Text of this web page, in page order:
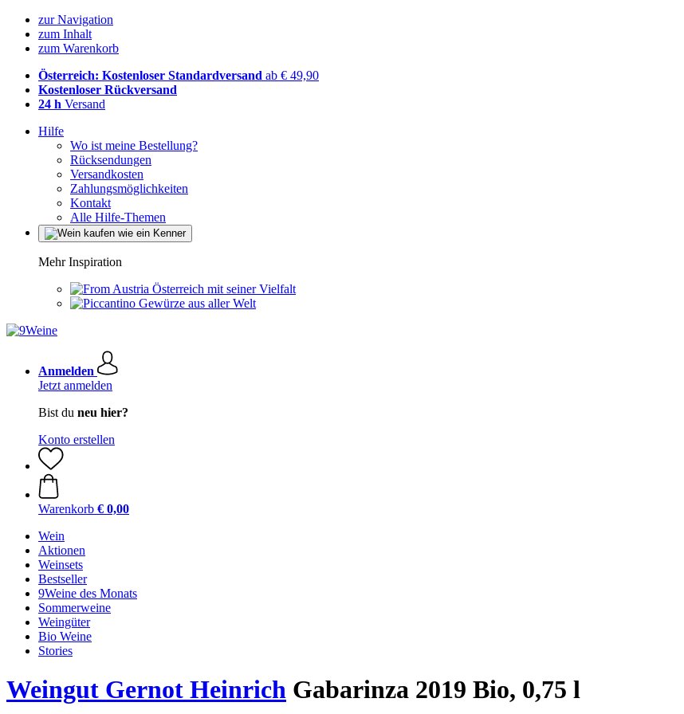
zur Navigation
zum Inhalt
zum Warenkorb
Österreich: Kostenloser Standardversand ab € 49,90
Kostenloser Rückversand
24 h Versand
Hilfe
Wo ist meine Bestellung?
Rücksendungen
Versandkosten
Zahlungsmöglichkeiten
Kontakt
Alle Hilfe-Themen
Mehr Inspiration
Österreich mit seiner Vielfalt
Gewürze aus aller Welt
Anmelden
Jetzt anmelden
Bist du neu hier?
Konto erstellen
Warenkorb € 0,00
Wein
Aktionen
Weinsets
Bestseller
9Weine des Monats
Sommerweine
Weingüter
Bio Weine
Stories
Weingut Gernot Heinrich Gabarinza 2019 Bio, 0,75 l